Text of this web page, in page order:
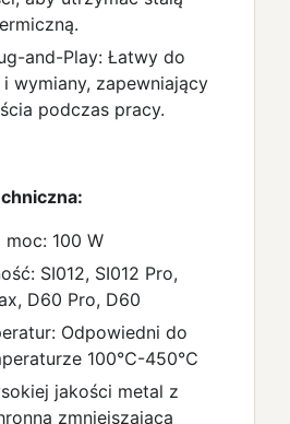
and-Play: Łatwy do
i wymiany, zapewniający
podczas pracy.
moc: 100 W
SI012, SI012 Pro,
D60 Pro, D60
Odpowiedni do
100℃-450℃
jakości metal z
zmniejszającą